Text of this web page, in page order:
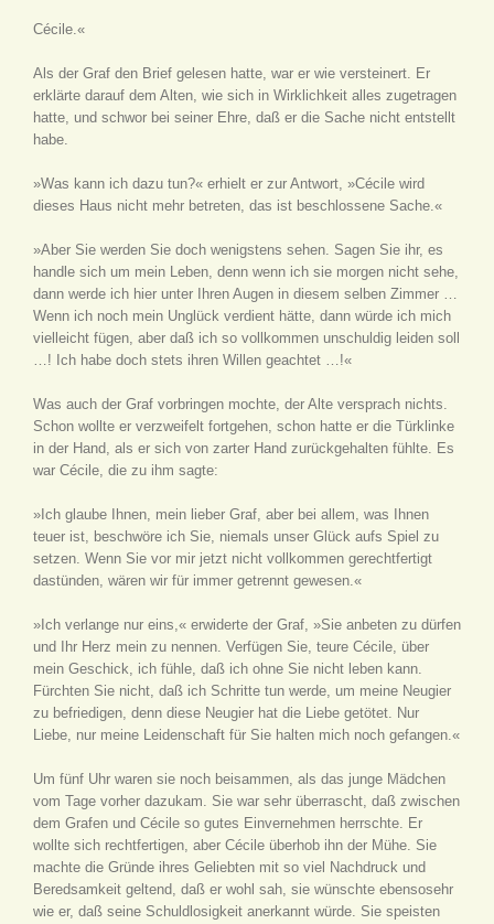
Cécile.«
Als der Graf den Brief gelesen hatte, war er wie versteinert. Er
erklärte darauf dem Alten, wie sich in Wirklichkeit alles zugetragen
hatte, und schwor bei seiner Ehre, daß er die Sache nicht entstellt
habe.
»Was kann ich dazu tun?« erhielt er zur Antwort, »Cécile wird
dieses Haus nicht mehr betreten, das ist beschlossene Sache.«
»Aber Sie werden Sie doch wenigstens sehen. Sagen Sie ihr, es
handle sich um mein Leben, denn wenn ich sie morgen nicht sehe,
dann werde ich hier unter Ihren Augen in diesem selben Zimmer …
Wenn ich noch mein Unglück verdient hätte, dann würde ich mich
vielleicht fügen, aber daß ich so vollkommen unschuldig leiden soll
…! Ich habe doch stets ihren Willen geachtet …!«
Was auch der Graf vorbringen mochte, der Alte versprach nichts.
Schon wollte er verzweifelt fortgehen, schon hatte er die Türklinke
in der Hand, als er sich von zarter Hand zurückgehalten fühlte. Es
war Cécile, die zu ihm sagte:
»Ich glaube Ihnen, mein lieber Graf, aber bei allem, was Ihnen
teuer ist, beschwöre ich Sie, niemals unser Glück aufs Spiel zu
setzen. Wenn Sie vor mir jetzt nicht vollkommen gerechtfertigt
dastünden, wären wir für immer getrennt gewesen.«
»Ich verlange nur eins,« erwiderte der Graf, »Sie anbeten zu dürfen
und Ihr Herz mein zu nennen. Verfügen Sie, teure Cécile, über
mein Geschick, ich fühle, daß ich ohne Sie nicht leben kann.
Fürchten Sie nicht, daß ich Schritte tun werde, um meine Neugier
zu befriedigen, denn diese Neugier hat die Liebe getötet. Nur
Liebe, nur meine Leidenschaft für Sie halten mich noch gefangen.«
Um fünf Uhr waren sie noch beisammen, als das junge Mädchen
vom Tage vorher dazukam. Sie war sehr überrascht, daß zwischen
dem Grafen und Cécile so gutes Einvernehmen herrschte. Er
wollte sich rechtfertigen, aber Cécile überhob ihn der Mühe. Sie
machte die Gründe ihres Geliebten mit so viel Nachdruck und
Beredsamkeit geltend, daß er wohl sah, sie wünschte ebensosehr
wie er, daß seine Schuldlosigkeit anerkannt würde. Sie speisten